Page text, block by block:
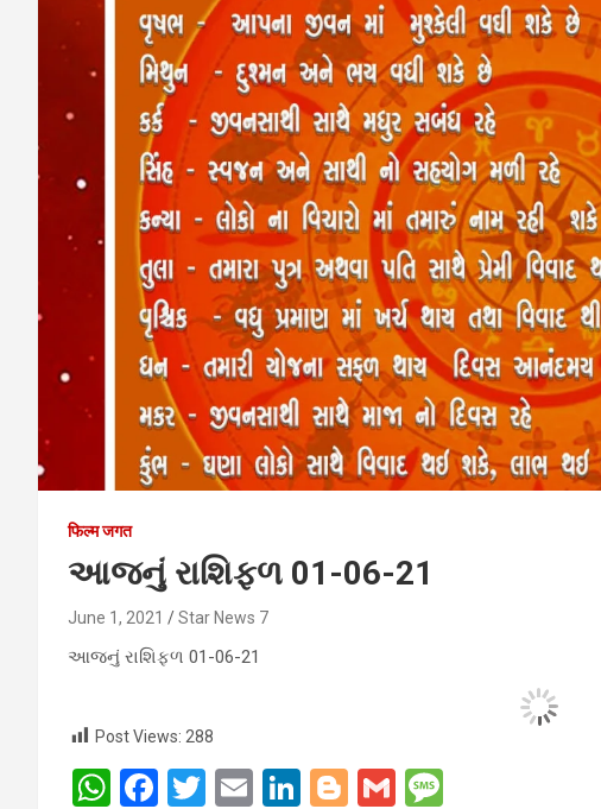
फिल्म जगत
આજનું રાશિફળ 01-06-21
June 1, 2021 Star News 7
આજનું રાશિફળ 01-06-21
Post Views: 288
W F
T
E
Li
Bl G